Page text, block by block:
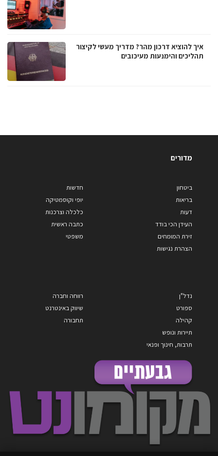
איך להוציא דרכון מהר? מדריך מעשי לקיצור
תהליכים והימנעות מעיכובים
מדורים
ביטחון
בריאות
דעות
העידן הכי בודד
זירת המומחים
הצהרת נגישות
חדשות
יופי וקוסמטיקה
כלכלה וצרכנות
כתבה ראשית
משפטי
נדל"ן
ספורט
קהילה
תיירות ונופש
תרבות, חינוך ופנאי
רווחה וחברה
שיווק באינטרנט
תחבורה